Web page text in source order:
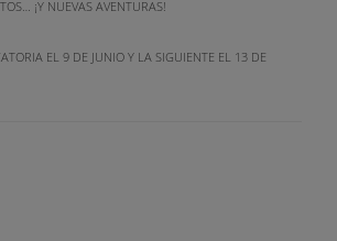
¡Y NUEVAS AVENTURAS!
EL 9 DE JUNIO Y LA SIGUIENTE EL 13 DE